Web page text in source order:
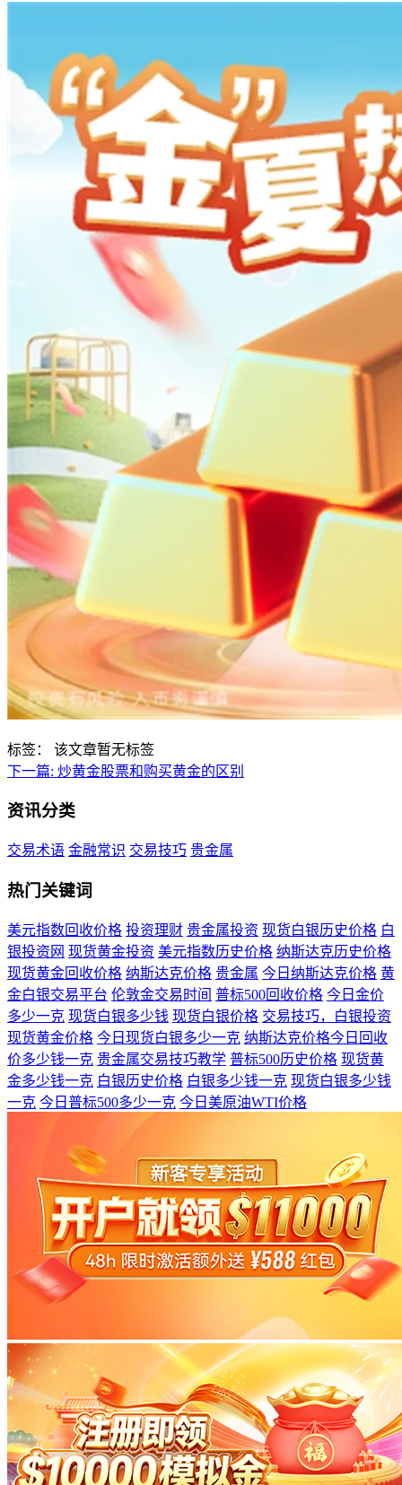
标签：
该文章暂无标签
下一篇: 炒黄金股票和购买黄金的区别
资讯分类
交易术语 金融常识 交易技巧 贵金属
热门关键词
美元指数回收价格 投资理财 贵金属投资 现货白银历史价格 白
银投资网 现货黄金投资 美元指数历史价格 纳斯达克历史价格
现货黄金回收价格 纳斯达克价格 贵金属 今日纳斯达克价格 黄
金白银交易平台 伦敦金交易时间 普标500回收价格 今日金价
多少一克 现货白银多少钱 现货白银价格 交易技巧，白银投资
现货黄金价格 今日现货白银多少一克 纳斯达克价格今日回收
价多少钱一克 贵金属交易技巧教学 普标500历史价格 现货黄
金多少钱一克 白银历史价格 白银多少钱一克 现货白银多少钱
一克 今日普标500多少一克 今日美原油WTI价格